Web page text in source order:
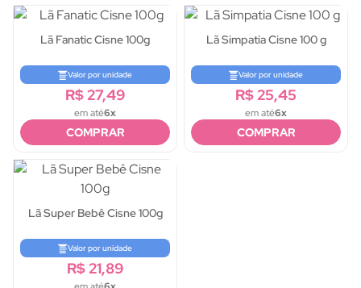
Lã Fanatic Cisne 100g
Valor por unidade
R$ 27,49
em até6x
COMPRAR
Lã Simpatia Cisne 100 g
Valor por unidade
R$ 25,45
em até6x
COMPRAR
Lã Super Bebê Cisne 100g
Valor por unidade
R$ 21,89